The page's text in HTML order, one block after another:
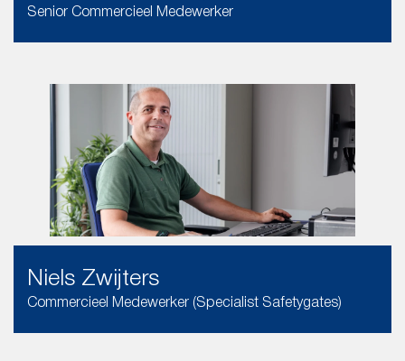
Senior Commercieel Medewerker
Niels Zwijters
Commercieel Medewerker (Specialist Safetygates)